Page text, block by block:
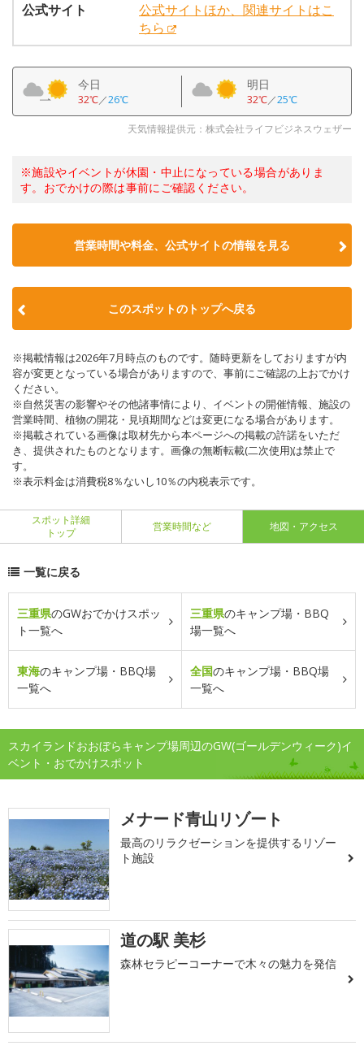
公式サイト
公式サイトほか、関連サイトはこ
ちら
今日
32℃／26℃
明日
32℃／25℃
天気情報提供元：株式会社ライフビジネスウェザー
※施設やイベントが休園・中止になっている場合がありま
す。おでかけの際は事前にご確認ください。
営業時間や料金、公式サイトの情報を見る
このスポットのトップへ戻る
※掲載情報は2026年7月時点のものです。随時更新をしておりますが内
容が変更となっている場合がありますので、事前にご確認の上おでかけ
ください。
※自然災害の影響やその他諸事情により、イベントの開催情報、施設の
営業時間、植物の開花・見頃期間などは変更になる場合があります。
※掲載されている画像は取材先から本ページへの掲載の許諾をいただ
き、提供されたものとなります。画像の無断転載(二次使用)は禁止で
す。
※表示料金は消費税8％ないし10％の内税表示です。
スポット詳細
トップ
営業時間など 地図・アクセス
一覧に戻る
三重県のGWおでかけスポッ
ト一覧へ
三重県のキャンプ場・BBQ
場一覧へ
東海のキャンプ場・BBQ場
一覧へ
全国のキャンプ場・BBQ場
一覧へ
スカイランドおおぼらキャンプ場周辺のGW(ゴールデンウィーク)イ
ベント・おでかけスポット
メナード青山リゾート
最高のリラクゼーションを提供するリゾー
ト施設
道の駅 美杉
森林セラピーコーナーで木々の魅力を発信